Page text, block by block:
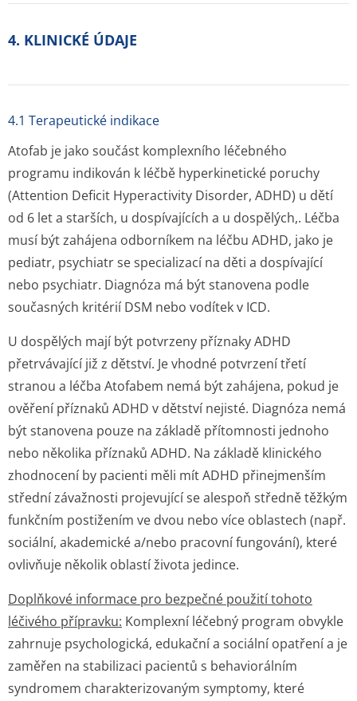
4. KLINICKÉ ÚDAJE
4.1 Terapeutické indikace
Atofab je jako součást komplexního léčebného
programu indikován k léčbě hyperkinetické poruchy
(Attention Deficit Hyperactivity Disorder, ADHD) u dětí
od 6 let a starších, u dospívajících a u dospělých,. Léčba
musí být zahájena odborníkem na léčbu ADHD, jako je
pediatr, psychiatr se specializací na děti a dospívající
nebo psychiatr. Diagnóza má být stanovena podle
současných kritérií DSM nebo vodítek v ICD.
U dospělých mají být potvrzeny příznaky ADHD
přetrvávající již z dětství. Je vhodné potvrzení třetí
stranou a léčba Atofabem nemá být zahájena, pokud je
ověření příznaků ADHD v dětství nejisté. Diagnóza nemá
být stanovena pouze na základě přítomnosti jednoho
nebo několika příznaků ADHD. Na základě klinického
zhodnocení by pacienti měli mít ADHD přinejmenším
střední závažnosti projevující se alespoň středně těžkým
funkčním postižením ve dvou nebo více oblastech (např.
sociální, akademické a/nebo pracovní fungování), které
ovlivňuje několik oblastí života jedince.
Doplňkové informace pro bezpečné použití tohoto
léčivého přípravku: Komplexní léčebný program obvykle
zahrnuje psychologická, edukační a sociální opatření a je
zaměřen na stabilizaci pacientů s behaviorálním
syndromem charakterizovaným symptomy, které